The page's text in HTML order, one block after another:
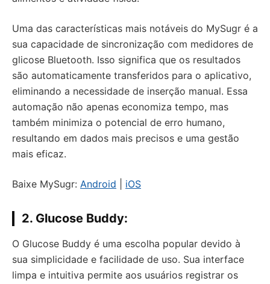
Uma das características mais notáveis do MySugr é a
sua capacidade de sincronização com medidores de
glicose Bluetooth. Isso significa que os resultados
são automaticamente transferidos para o aplicativo,
eliminando a necessidade de inserção manual. Essa
automação não apenas economiza tempo, mas
também minimiza o potencial de erro humano,
resultando em dados mais precisos e uma gestão
mais eficaz.
Baixe MySugr: Android iOS
2. Glucose Buddy:
O Glucose Buddy é uma escolha popular devido à
sua simplicidade e facilidade de uso. Sua interface
limpa e intuitiva permite aos usuários registrar os